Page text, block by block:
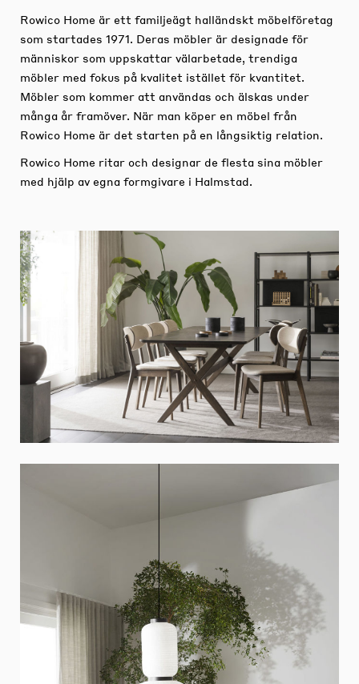
Rowico Home är ett familjeägt halländskt möbelföretag
som startades 1971. Deras möbler är designade för
människor som uppskattar välarbetade, trendiga
möbler med fokus på kvalitet istället för kvantitet.
Möbler som kommer att användas och älskas under
många år framöver. När man köper en möbel från
Rowico Home är det starten på en långsiktig relation.
Rowico Home ritar och designar de flesta sina möbler
med hjälp av egna formgivare i Halmstad.